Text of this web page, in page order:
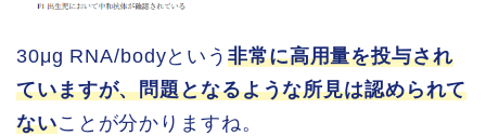
30μg RNA/bodyという非常に高用量を投与され
ていますが、問題となるような所見は認められて
ないことが分かりますね。